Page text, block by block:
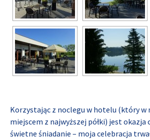
Korzystając z noclegu w hotelu (który w
miejscem z najwyższej półki) jest okazja
świetne śniadanie – moja celebracja